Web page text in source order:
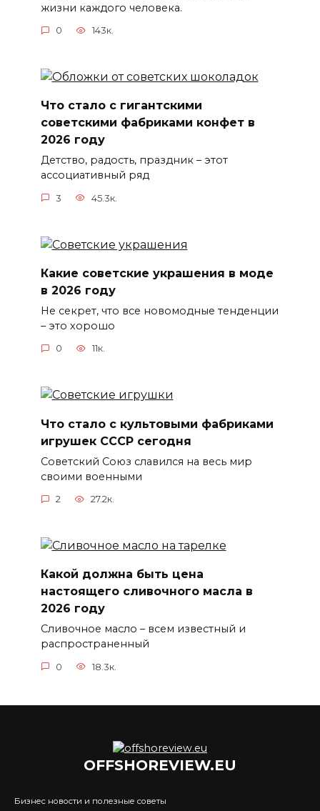
жизни каждого человека.
0 143к.
Что стало с гигантскими
советскими фабриками конфет в
2026 году
Детство, радость, праздник – этот
ассоциативный ряд
3 45.3к.
Какие советские украшения в моде
в 2026 году
Не секрет, что все новомодные тенденции
– это хорошо
0 11к.
Что стало с культовыми фабриками
игрушек СССР сегодня
Советский Союз славился на весь мир
своими военными
2 27.2к.
Какой должна быть цена
настоящего сливочного масла в
2026 году
Сливочное масло – всем известный и
распространенный
0 18.3к.
OFFSHOREVIEW.EU
Бизнес новости и полезные советы